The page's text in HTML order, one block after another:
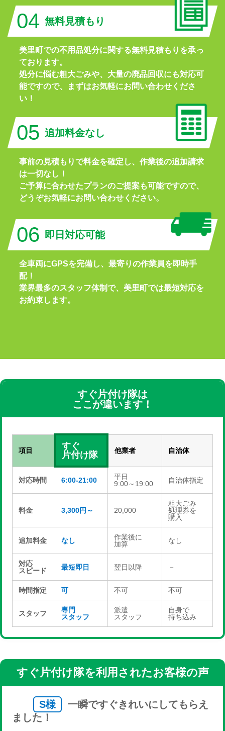
04 無料見積もり
美里町での不用品処分に関する無料見積もりを承っ
ております。
処分に悩む粗大ごみや、大量の廃品回収にも対応可
能ですので、まずはお気軽にお問い合わせくださ
い！
05 追加料金なし
事前の見積もりで料金を確定し、作業後の追加請求
は一切なし！
ご予算に合わせたプランのご提案も可能ですので、
どうぞお気軽にお問い合わせください。
06 即日対応可能
全車両にGPSを完備し、最寄りの作業員を即時手
配！
業界最多のスタッフ体制で、美里町では最短対応を
お約束します。
すぐ片付け隊は
ここが違います！
項目
すぐ
片付け隊
他業者 自治体
対応時間 6:00-21:00
平日
9:00～19:00
自治体指定
料金 3,300円～ 20,000
粗大ごみ
処理券を
購入
追加料金 なし
作業後に
加算
なし
対応
スピード
最短即日 翌日以降 －
時間指定 可 不可 不可
スタッフ
専門
スタッフ
派遣
スタッフ
自身で
持ち込み
すぐ片付け隊を利用されたお客様の声
S様
一瞬ですぐきれいにしてもらえ
ました！